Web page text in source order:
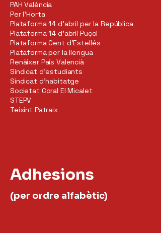
PAH València
Per l’Horta
Plataforma 14 d'abril per la República
Plataforma 14 d’abril Puçol
Plataforma Cent d'Estellés
Plataforma per la llengua
Renàixer País Valencià
Sindicat d’estudiants
Sindicat d’habitatge
Societat Coral El Micalet
STEPV
Teixint Patraix
Adhesions
(per ordre alfabètic)